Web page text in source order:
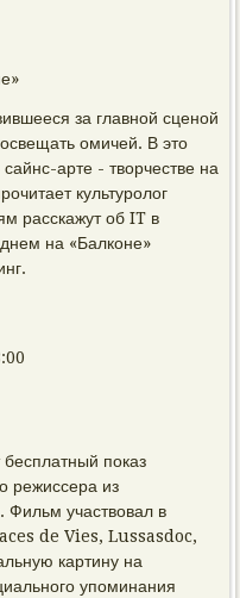
за главной сценой
омичей. В это
арте - творчестве на
культуролог
расскажут об IT в
на «Балконе»
показ
режиссера из
Фильм участвовал в
de Vies, Lussasdoc,
картину на
упоминания